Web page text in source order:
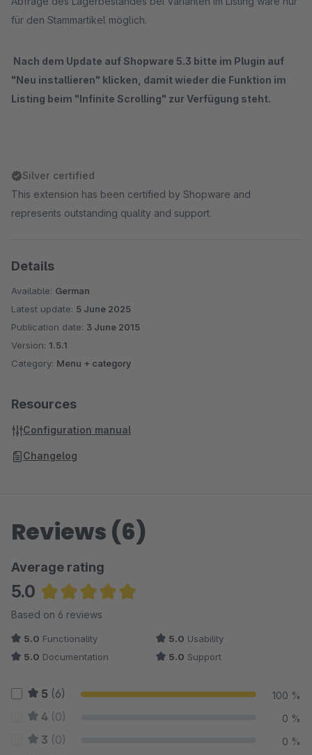
für den Stammartikel möglich.
Nach dem Update auf Shopware 5.3 bitte im Plugin auf
"Neu installieren" klicken, damit wieder die Funktion im
Listing beim "Infinite Scrolling" zur Verfügung steht.
Silver certified
This extension has been certified by Shopware and
represents outstanding quality and support.
Details
Available: German
Latest update: 5 June 2025
Publication date: 3 June 2015
Version: 1.5.1
Category: Menu + category
Resources
Configuration manual
Changelog
Reviews (6)
Average rating
5.0
Average rating of 5 out of 5 stars
Based on 6 reviews
5.0 Functionality 5.0 Usability
5.0 Documentation 5.0 Support
5 (6) 100 %
4 (0) 0 %
3 (0) 0 %